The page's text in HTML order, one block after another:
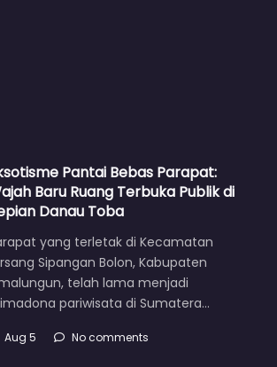
Pantai Bebas Parapat:
Baru Ruang Terbuka Publik di
Danau Toba
yang terletak di Kecamatan
Sipangan Bolon, Kabupaten
telah lama menjadi
pariwisata di Sumatera…
Aug 5 No comments